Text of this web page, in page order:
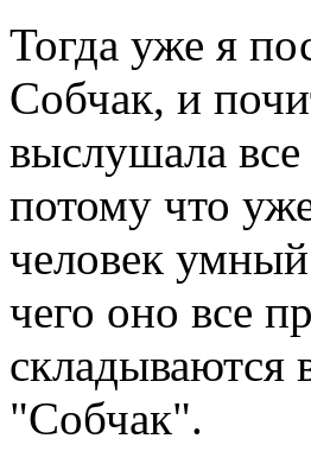
Тогда уже я
Собчак, и
выслушала
потому что
человек
чего оно все
складываются
"Собчак".